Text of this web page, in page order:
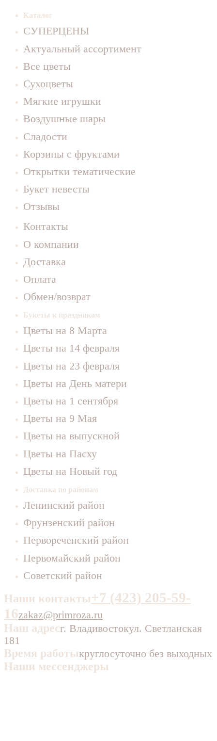
Каталог
СУПЕРЦЕНЫ
Актуальный ассортимент
Все цветы
Сухоцветы
Мягкие игрушки
Воздушные шары
Сладости
Корзины с фруктами
Открытки тематические
Букет невесты
Отзывы
Контакты
О компании
Доставка
Оплата
Обмен/возврат
Букеты к праздникам
Цветы на 8 Марта
Цветы на 14 февраля
Цветы на 23 февраля
Цветы на День матери
Цветы на 1 сентября
Цветы на 9 Мая
Цветы на выпускной
Цветы на Пасху
Цветы на Новый год
Доставка по районам
Ленинский район
Фрунзенский район
Первореченский район
Первомайский район
Советский район
Наши контакты+7 (423) 205-59-
16zakaz@primroza.ru
Наш адресг. Владивостокул. Светланская
181
Время работыкруглосуточно без выходных
Наши мессенджеры